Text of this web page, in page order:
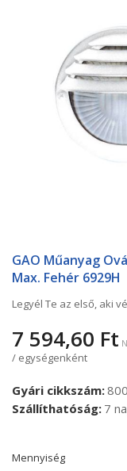
a
képgaléria
GAO Műanyag
Max. Fehér 6929H
Legyél Te az első, aki
7 594,60 Ft
/ egységenként
Gyári cikkszám
Szállíthatóság 7
Mennyiség